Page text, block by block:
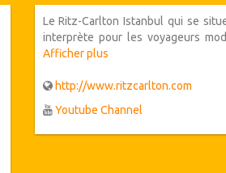
Le Ritz-Carlton Istanbul qui se
interprète pour les voyageurs
culture de l'historique Empire
Mosquée Bleue, notre hôtel
Afficher plus
http://www.ritzcarlton.com
Youtube Channel